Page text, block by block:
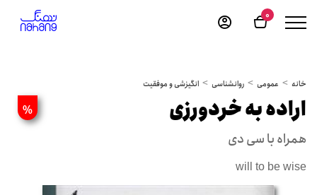
0
خانه عمومی روانشناسی انگیزشی و موفقیت
% اراده به خردورزی
همراه با سی دی
will to be wise